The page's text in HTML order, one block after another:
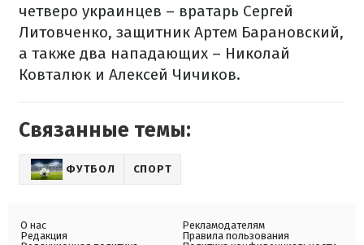
четверо украинцев – вратарь Сергей
Литовченко, защитник Артем Барановский,
а также два нападающих – Николай
Ковталюк и Алексей Чичиков.
Связанные темы:
ФУТБОЛ СПОРТ
О нас
Редакция
Рекламодателям
Правила пользования